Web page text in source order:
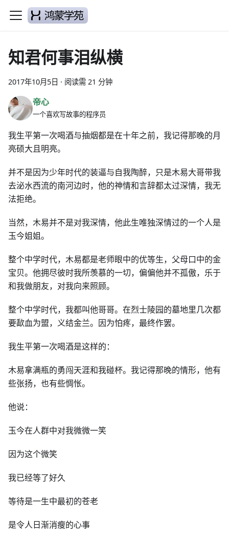
知君何事泪纵横
2017年10月5日 · 阅读需 21 分钟
帝心
一个喜欢写故事的程序员
我生平第一次喝酒与抽烟都是在十年之前，我记得那晚的月
亮硕大且明亮。
并不是因为少年时代的装逼与自我陶醉，只是木易大哥带我
去泌水西流的南河边时，他的神情和言辞都太过深情，我无
法拒绝。
当然，木易并不是对我深情，他此生唯独深情过的一个人是
玉今姐姐。
整个中学时代，木易都是老师眼中的优等生，父母口中的金
宝贝。他拥尽彼时我所羡慕的一切，偏偏他并不孤傲，乐于
和我做朋友，对我向来照顾。
整个中学时代，我都叫他哥哥。在烈士陵园的墓地里几次都
要歃血为盟，义结金兰。因为怕疼，最终作罢。
我生平第一次喝酒是这样的：
木易拿满瓶的勇闯天涯和我碰杯。我记得那晚的情形，他有
些张扬，也有些惆怅。
他说：
玉今在人群中对我微微一笑
因为这个微笑
我已经等了好久
等待是一生中最初的苍老
是令人日渐消瘦的心事